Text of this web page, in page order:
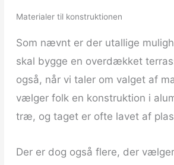
Materialer til konstruktionen
Som nævnt er der utallige
skal bygge en overdækket
også, når vi taler om valget af
vælger folk en konstruktion i
træ, og taget er ofte lavet af
Der er dog også flere, der